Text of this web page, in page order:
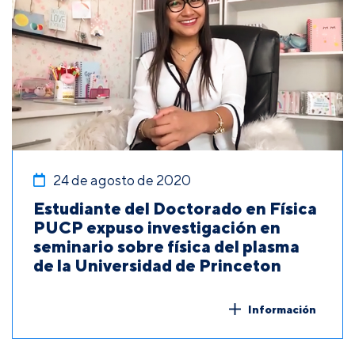
24 de agosto de 2020
Estudiante del Doctorado en Física
PUCP expuso investigación en
seminario sobre física del plasma
de la Universidad de Princeton
Información